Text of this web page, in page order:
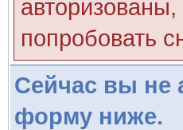
попробовать
Сейчас вы не
форму ниже.